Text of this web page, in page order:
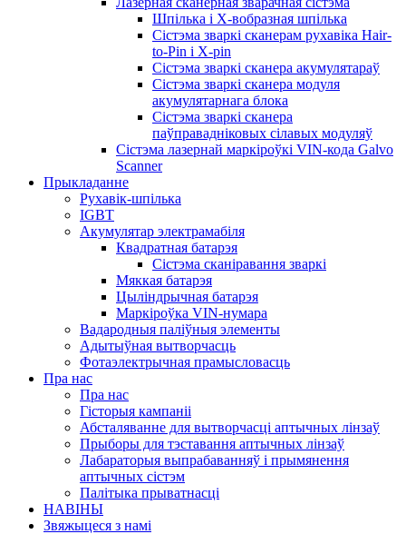
Шпілька і X-вобразная шпілька
Сістэма зваркі сканерам рухавіка Hair-
to-Pin і X-pin
Сістэма зваркі сканера акумулятараў
Сістэма зваркі сканера модуля
акумулятарнага блока
Сістэма зваркі сканера
паўправадніковых сілавых модуляў
Сістэма лазернай маркіроўкі VIN-кода Galvo
Scanner
Прыкладанне
Рухавік-шпілька
IGBT
Акумулятар электрамабіля
Квадратная батарэя
Сістэма сканіравання зваркі
Мяккая батарэя
Цыліндрычная батарэя
Маркіроўка VIN-нумара
Вадародныя паліўныя элементы
Адытыўная вытворчасць
Фотаэлектрычная прамысловасць
Пра нас
Пра нас
Гісторыя кампаніі
Абсталяванне для вытворчасці аптычных лінзаў
Прыборы для тэставання аптычных лінзаў
Лабараторыя выпрабаванняў і прымянення
аптычных сістэм
Палітыка прыватнасці
НАВІНЫ
Звяжыцеся з намі